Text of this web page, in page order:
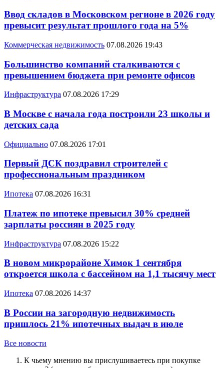
Ввод складов в Московском регионе в 2026 году
превысит результат прошлого года на 5%
Коммерческая недвижимость 07.08.2026 19:43
Большинство компаний сталкиваются с
превышением бюджета при ремонте офисов
Инфраструктура 07.08.2026 17:29
В Москве с начала года построили 23 школы и
детских сада
Официально 07.08.2026 17:01
Первый ДСК поздравил строителей с
профессиональным праздником
Ипотека 07.08.2026 16:31
Платеж по ипотеке превысил 30% средней
зарплаты россиян в 2025 году
Инфраструктура 07.08.2026 15:22
В новом микрорайоне Химок 1 сентября
откроется школа с бассейном на 1,1 тысячу мест
Ипотека 07.08.2026 14:37
В России на загородную недвижимость
пришлось 21% ипотечных выдач в июле
Все новости
К чьему мнению вы прислушиваетесь при покупке